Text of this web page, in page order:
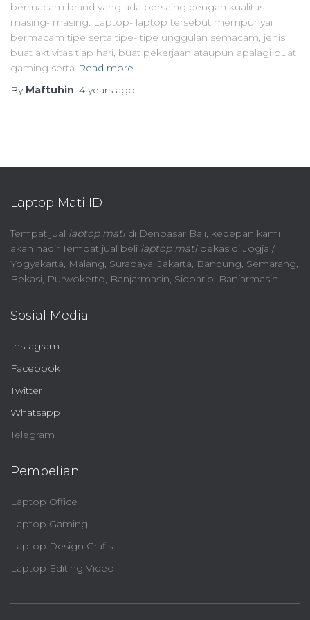
bermacam brand yang ada bersaing dengan kualitas
masing- masing. Laptop- laptop tersebut mempunyai
bermacam tipe serta tipe- tipe unggulan semacam, jenis
buat aktivitas tiap hari, buat pekerjaan ataupun apalagi buat
gaming serta Read more…
By Maftuhin, 4 years ago
Laptop Mati ID
Tempat jual laptop matidi Denpasar Bali, kedepan kami
akan hadir Tempat jual beli laptop matibekas di Jogja /
Yogyakarta, Malang, Surabaya, Jakarta, Bandung, Semarang,
Bekasi, Purwokerto, Banjarmasin, Sidoarjo, Banjarmasin.
Sosial Media
Instagram
Facebook
Twitter
Whatsapp
Telegram
Pembelian
Laptop Office
Laptop Gaming
Laptop Design Grafis
Laptop Editing Video